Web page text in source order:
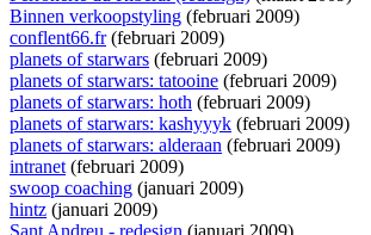
Binnen verkoopstyling (februari 2009)
conflent66.fr(februari 2009)
planets of starwars (februari 2009)
planets of starwars: tatooine (februari 2009)
planets of starwars: hoth (februari 2009)
planets of starwars: kashyyyk (februari 2009)
planets of starwars: alderaan (februari 2009)
intranet(februari 2009)
swoop coaching (januari 2009)
hintz (januari 2009)